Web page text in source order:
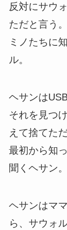
反対にサウ
ただと言う。
ミノたちに
ル。
ヘサンは
それを見つ
えて捨てた
最初から知
聞くヘサン。
ヘサンはマ
ら、サウォ